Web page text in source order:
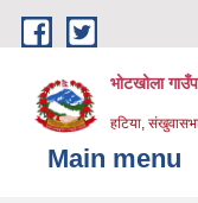
Skip to main content
भोटखोला
हटिया,
Main menu